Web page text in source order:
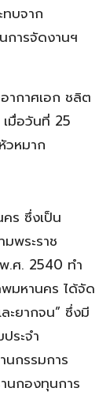
บจาก
การจัดงานฯ
ากาศเอก ชลิต
มื่อวันที่ 25
หมาก
ร ซึ่งเป็น
พระราช
.ศ. 2540 ทำ
มหานคร ได้จัด
ะยากจน” ซึ่งมี
ระจำ
นกรรมการ
นกองทุนการ